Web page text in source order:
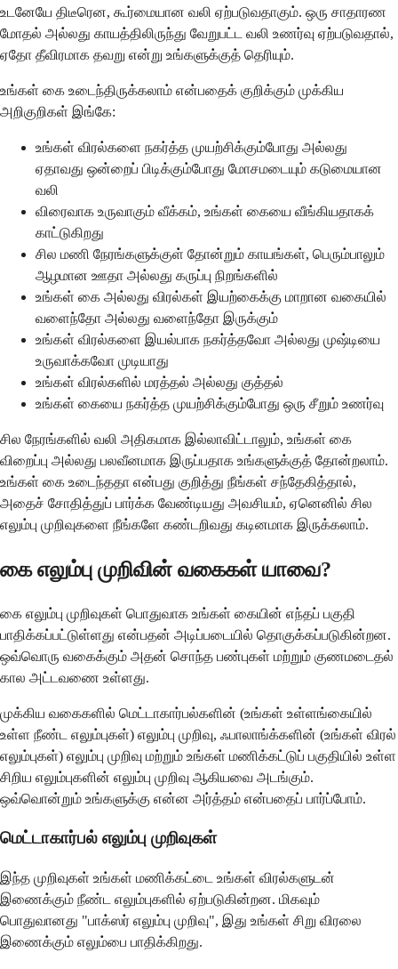
உடனேயே திடீரென, கூர்மையான வலி ஏற்படுவதாகும். ஒரு சாதாரண
மோதல் அல்லது காயத்திலிருந்து வேறுபட்ட வலி உணர்வு ஏற்படுவதால்,
ஏதோ தீவிரமாக தவறு என்று உங்களுக்குத் தெரியும்.
உங்கள் கை உடைந்திருக்கலாம் என்பதைக் குறிக்கும் முக்கிய
அறிகுறிகள் இங்கே:
உங்கள் விரல்களை நகர்த்த முயற்சிக்கும்போது அல்லது
ஏதாவது ஒன்றைப் பிடிக்கும்போது மோசமடையும் கடுமையான
வலி
விரைவாக உருவாகும் வீக்கம், உங்கள் கையை வீங்கியதாகக்
காட்டுகிறது
சில மணி நேரங்களுக்குள் தோன்றும் காயங்கள், பெரும்பாலும்
ஆழமான ஊதா அல்லது கருப்பு நிறங்களில்
உங்கள் கை அல்லது விரல்கள் இயற்கைக்கு மாறான வகையில்
வளைந்தோ அல்லது வளைந்தோ இருக்கும்
உங்கள் விரல்களை இயல்பாக நகர்த்தவோ அல்லது முஷ்டியை
உருவாக்கவோ முடியாது
உங்கள் விரல்களில் மரத்தல் அல்லது குத்தல்
உங்கள் கையை நகர்த்த முயற்சிக்கும்போது ஒரு சீறும் உணர்வு
சில நேரங்களில் வலி அதிகமாக இல்லாவிட்டாலும், உங்கள் கை
விறைப்பு அல்லது பலவீனமாக இருப்பதாக உங்களுக்குத் தோன்றலாம்.
உங்கள் கை உடைந்ததா என்பது குறித்து நீங்கள் சந்தேகித்தால்,
அதைச் சோதித்துப் பார்க்க வேண்டியது அவசியம், ஏனெனில் சில
எலும்பு முறிவுகளை நீங்களே கண்டறிவது கடினமாக இருக்கலாம்.
கை எலும்பு முறிவின் வகைகள் யாவை?
கை எலும்பு முறிவுகள் பொதுவாக உங்கள் கையின் எந்தப் பகுதி
பாதிக்கப்பட்டுள்ளது என்பதன் அடிப்படையில் தொகுக்கப்படுகின்றன.
ஒவ்வொரு வகைக்கும் அதன் சொந்த பண்புகள் மற்றும் குணமடைதல்
கால அட்டவணை உள்ளது.
முக்கிய வகைகளில் மெட்டாகார்பல்களின் (உங்கள் உள்ளங்கையில்
உள்ள நீண்ட எலும்புகள்) எலும்பு முறிவு, ஃபாலாங்க்களின் (உங்கள் விரல்
எலும்புகள்) எலும்பு முறிவு மற்றும் உங்கள் மணிக்கட்டுப் பகுதியில் உள்ள
சிறிய எலும்புகளின் எலும்பு முறிவு ஆகியவை அடங்கும்.
ஒவ்வொன்றும் உங்களுக்கு என்ன அர்த்தம் என்பதைப் பார்ப்போம்.
மெட்டாகார்பல் எலும்பு முறிவுகள்
இந்த முறிவுகள் உங்கள் மணிக்கட்டை உங்கள் விரல்களுடன்
இணைக்கும் நீண்ட எலும்புகளில் ஏற்படுகின்றன. மிகவும்
பொதுவானது "பாக்ஸர் எலும்பு முறிவு", இது உங்கள் சிறு விரலை
இணைக்கும் எலும்பை பாதிக்கிறது.